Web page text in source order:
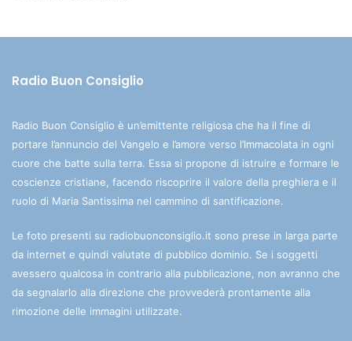
Radio Buon Consiglio
Radio Buon Consiglio è un’emittente religiosa che ha il fine di
portare l’annuncio del Vangelo e l’amore verso l’Immacolata in ogni
cuore che batte sulla terra. Essa si propone di istruire e formare le
coscienze cristiane, facendo riscoprire il valore della preghiera e il
ruolo di Maria Santissima nel cammino di santificazione.
Le foto presenti su radiobuonconsiglio.it sono prese in larga parte
da internet e quindi valutate di pubblico dominio. Se i soggetti
avessero qualcosa in contrario alla pubblicazione, non avranno che
da segnalarlo alla direzione che provvederà prontamente alla
rimozione delle immagini utilizzate.